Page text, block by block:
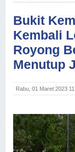
Bukit
Kembali
Royong
Menutup
Rabu, 01 Maret 2023